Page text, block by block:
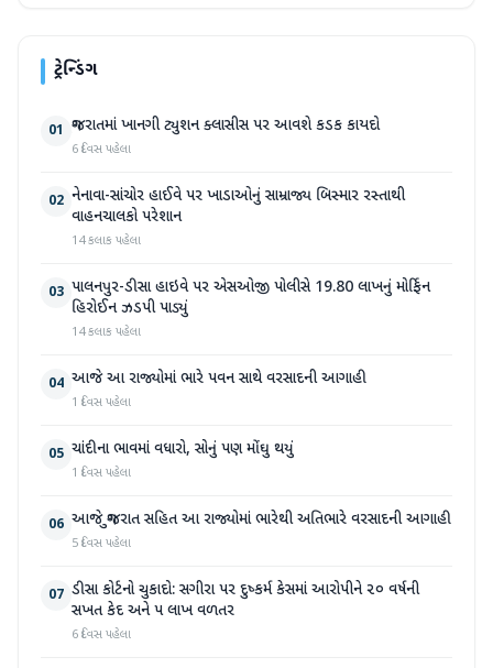
ટ્રેન્ડિંગ
01 ગુજરાતમાં ખાનગી ટ્યુશન ક્લાસીસ પર આવશે કડક કાયદો
6 દિવસ પહેલા
02 નેનાવા-સાંચોર હાઈવે પર ખાડાઓનું સામ્રાજ્ય બિસ્માર રસ્તાથી
વાહનચાલકો પરેશાન
14 કલાક પહેલા
03 પાલનપુર-ડીસા હાઇવે પર એસઓજી પોલીસે 19.80 લાખનું મોર્ફિન
હિરોઈન ઝડપી પાડ્યું
14 કલાક પહેલા
04 આજે આ રાજ્યોમાં ભારે પવન સાથે વરસાદની આગાહી
1 દિવસ પહેલા
05 ચાંદીના ભાવમાં વધારો, સોનું પણ મોંઘુ થયું
1 દિવસ પહેલા
06 આજે ગુજરાત સહિત આ રાજ્યોમાં ભારેથી અતિભારે વરસાદની આગાહી
5 દિવસ પહેલા
07 ડીસા કોર્ટનો ચુકાદો: સગીરા પર દુષ્કર્મ કેસમાં આરોપીને ૨૦ વર્ષની
સખત કેદ અને ૫ લાખ વળતર
6 દિવસ પહેલા